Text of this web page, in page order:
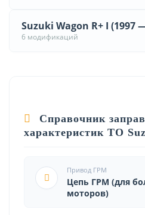
Suzuki Wagon R+ I (1997
6 модификаций
Справочник
характеристик ТО
Привод ГРМ
Цепь ГРМ (для
моторов)